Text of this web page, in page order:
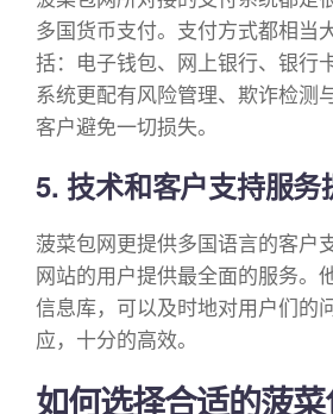
多国货币支付。支付方式都相当
括：电子钱包、网上银行、银行
系统更配有风险管理、欺诈检测
客户避免一切损失。
5. 技术和客户支持服务
菠菜包网更提供多国语言的客户
网站的用户提供最全面的服务。
信息库，可以及时地对用户们的
应，十分的高效。
如何选择合适的菠菜